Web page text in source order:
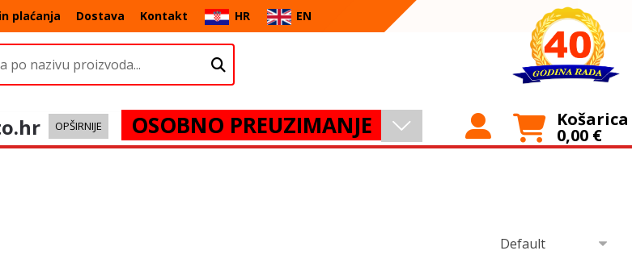
plaćanja Dostava Kontakt HR EN
OPŠIRNIJE OSOBNO PREUZIMANJE Košarica
0,00 €